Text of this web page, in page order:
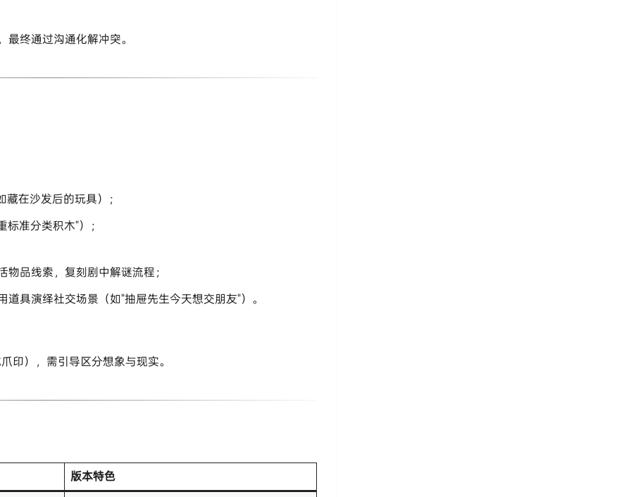
终通过沟通化解冲突。
在沙发后的玩具）；
准分类积木"）；
物品线索，复刻剧中解谜流程；
道具演绎社交场景（如"抽屉先生今天想交朋友"）。
印），需引导区分想象与现实。
​版本特色​